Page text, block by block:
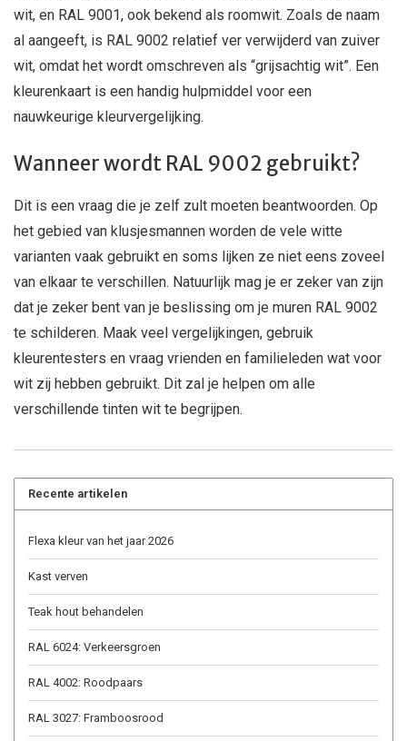
wit, en RAL 9001, ook bekend als roomwit. Zoals de naam
al aangeeft, is RAL 9002 relatief ver verwijderd van zuiver
wit, omdat het wordt omschreven als “grijsachtig wit”. Een
kleurenkaart is een handig hulpmiddel voor een
nauwkeurige kleurvergelijking.
Wanneer wordt RAL 9002 gebruikt?
Dit is een vraag die je zelf zult moeten beantwoorden. Op
het gebied van klusjesmannen worden de vele witte
varianten vaak gebruikt en soms lijken ze niet eens zoveel
van elkaar te verschillen. Natuurlijk mag je er zeker van zijn
dat je zeker bent van je beslissing om je muren RAL 9002
te schilderen. Maak veel vergelijkingen, gebruik
kleurentesters en vraag vrienden en familieleden wat voor
wit zij hebben gebruikt. Dit zal je helpen om alle
verschillende tinten wit te begrijpen.
Recente artikelen
Flexa kleur van het jaar 2026
Kast verven
Teak hout behandelen
RAL 6024: Verkeersgroen
RAL 4002: Roodpaars
RAL 3027: Framboosrood